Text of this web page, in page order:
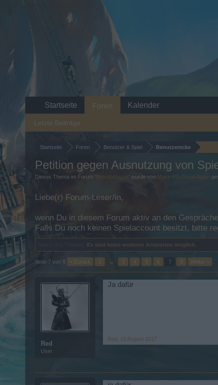
Startseite Foren Benutzer & Spiel Benutzerecke
Petition gegen Ausnutzung von
Dieses Thema im Forum ' Benutzerecke ' wurde von Make-PS-Great-Again
Liebe(r) Forum-Leser/in,
wenn Du in diesem Forum aktiv an den
Falls Du noch keinen Spielaccount besitzt, bitte
Es sind keine weiteren Antworten möglich.
Seite 7 von 8 < Zurück 1 ← 3 4 5 6 7 8 Weiter >
Red
User
Ja dafür
Red 15 August 2017
Startseite Foren
Letzte Beiträge
Kalender